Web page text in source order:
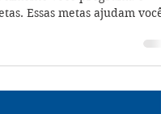
um novo projeto no
você programa e
Essas metas ajudam você